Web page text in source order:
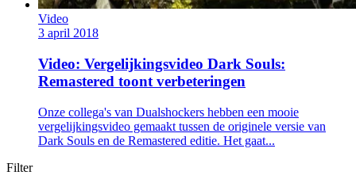
Video
3 april 2018
Video: Vergelijkingsvideo Dark Souls:
Remastered toont verbeteringen
Onze collega's van Dualshockers hebben een mooie
vergelijkingsvideo gemaakt tussen de originele versie van
Dark Souls en de Remastered editie. Het gaat...
Filter